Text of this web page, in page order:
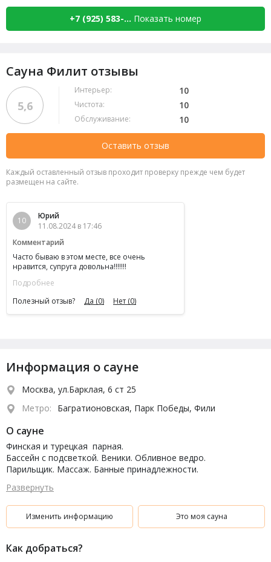
+7 (925) 583-... Показать номер
Сауна Филит отзывы
5,6
Интерьер: 10
Чистота: 10
Обслуживание: 10
Оставить отзыв
Каждый оставленный отзыв проходит проверку прежде чем будет
размещен на сайте.
10
Юрий
11.08.2024 в 17:46
Комментарий
Часто бываю в этом месте, все очень
нравится, супруга довольна!!!!!!!
Подробнее
Полезный отзыв?
Да (0) Нет (0)
Информация о сауне
Москва, ул.Барклая, 6 ст 25
Метро:
Багратионовская, Парк Победы, Фили
О сауне
Финская и турецкая парная.
Бассейн с подсветкой. Веники. Обливное ведро.
Парильщик. Массаж. Банные принадлежности.
Банкетный зал.
Кухня: Русская, европейская, кальян, бар.
Парковка.
Развернуть
Изменить информацию Это моя сауна
Как добраться?